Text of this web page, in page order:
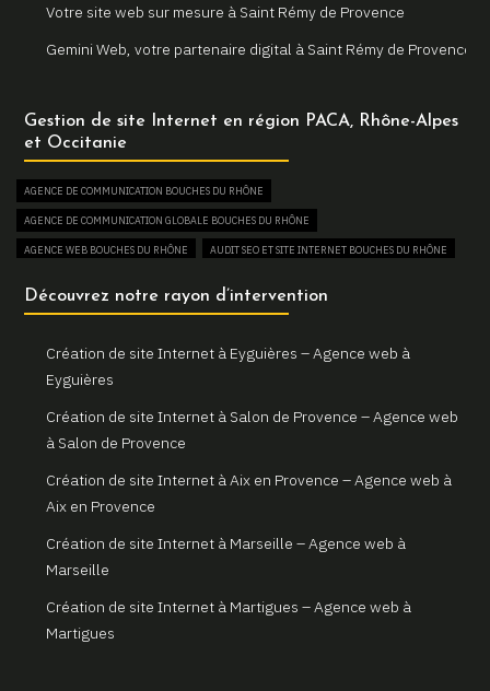
Votre site web sur mesure à Saint Rémy de Provence
Gemini Web, votre partenaire digital à Saint Rémy de Provence
Votre agence web locale Gemini Web à Arles
Création et refonte de sites internet à Martigues
Gemini Web, votre agence web à Martigues
Un site web sur mesure pour votre activité à Aix en Provence
Provence
Gestion de site Internet en région PACA, Rhône-Alpes
et Occitanie
AGENCE DE COMMUNICATION BOUCHES DU RHÔNE
AGENCE DE COMMUNICATION GLOBALE BOUCHES DU RHÔNE
AGENCE WEB BOUCHES DU RHÔNE AUDIT SEO ET SITE INTERNET BOUCHES DU RHÔNE
CRÉATEUR DE SITE WEB BOUCHES DU RHÔNE
CRÉATION DE SITE INTERNET BOUCHES DU RHÔNE
CRÉATION DE SITE INTERNET PAS CHER BOUCHES DU RHÔNE
CRÉATION DE SITE INTERNET POUR AGENCE IMMOBILIÈRE BOUCHES DU RHÔNE
CRÉATION DE SITE INTERNET POUR ARCHITECTE BOUCHES DU RHÔNE
CRÉATION DE SITE INTERNET POUR ARTISAN BOUCHES DU RHÔNE
Découvrez notre rayon d’intervention
Création de site Internet à Eyguières – Agence web à
Eyguières
Création de site Internet à Salon de Provence – Agence web
à Salon de Provence
Création de site Internet à Aix en Provence – Agence web à
Aix en Provence
Création de site Internet à Marseille – Agence web à
Marseille
Création de site Internet à Martigues – Agence web à
Martigues